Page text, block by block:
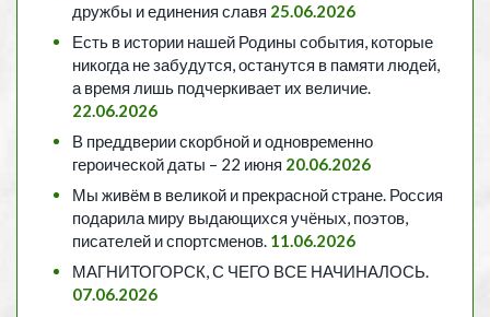
дружбы и единения славя 25.06.2026
Есть в истории нашей Родины события, которые
никогда не забудутся, останутся в памяти людей,
а время лишь подчеркивает их величие.
22.06.2026
В преддверии скорбной и одновременно
героической даты – 22 июня 20.06.2026
Мы живём в великой и прекрасной стране. Россия
подарила миру выдающихся учёных, поэтов,
писателей и спортсменов. 11.06.2026
МАГНИТОГОРСК, С ЧЕГО ВСЕ НАЧИНАЛОСЬ.
07.06.2026